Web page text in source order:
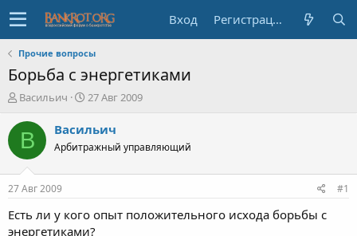
Вход Регистрация
Прочие вопросы
Борьба с энергетиками
А
т
о
р
е
м
ы
Васильич
Д
т
н
л
а
27 Авг 2009
В Васильич
Арбитражный управляющий
27 Авг 2009 #1
Есть ли у кого опыт положительного исхода борьбы с
энергетиками?